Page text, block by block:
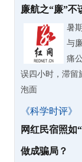
廉航之“廉”不
暑
与
痛
误四小时，滞留
泡面
《科学时评》
网红民宿照如
做成骗局？